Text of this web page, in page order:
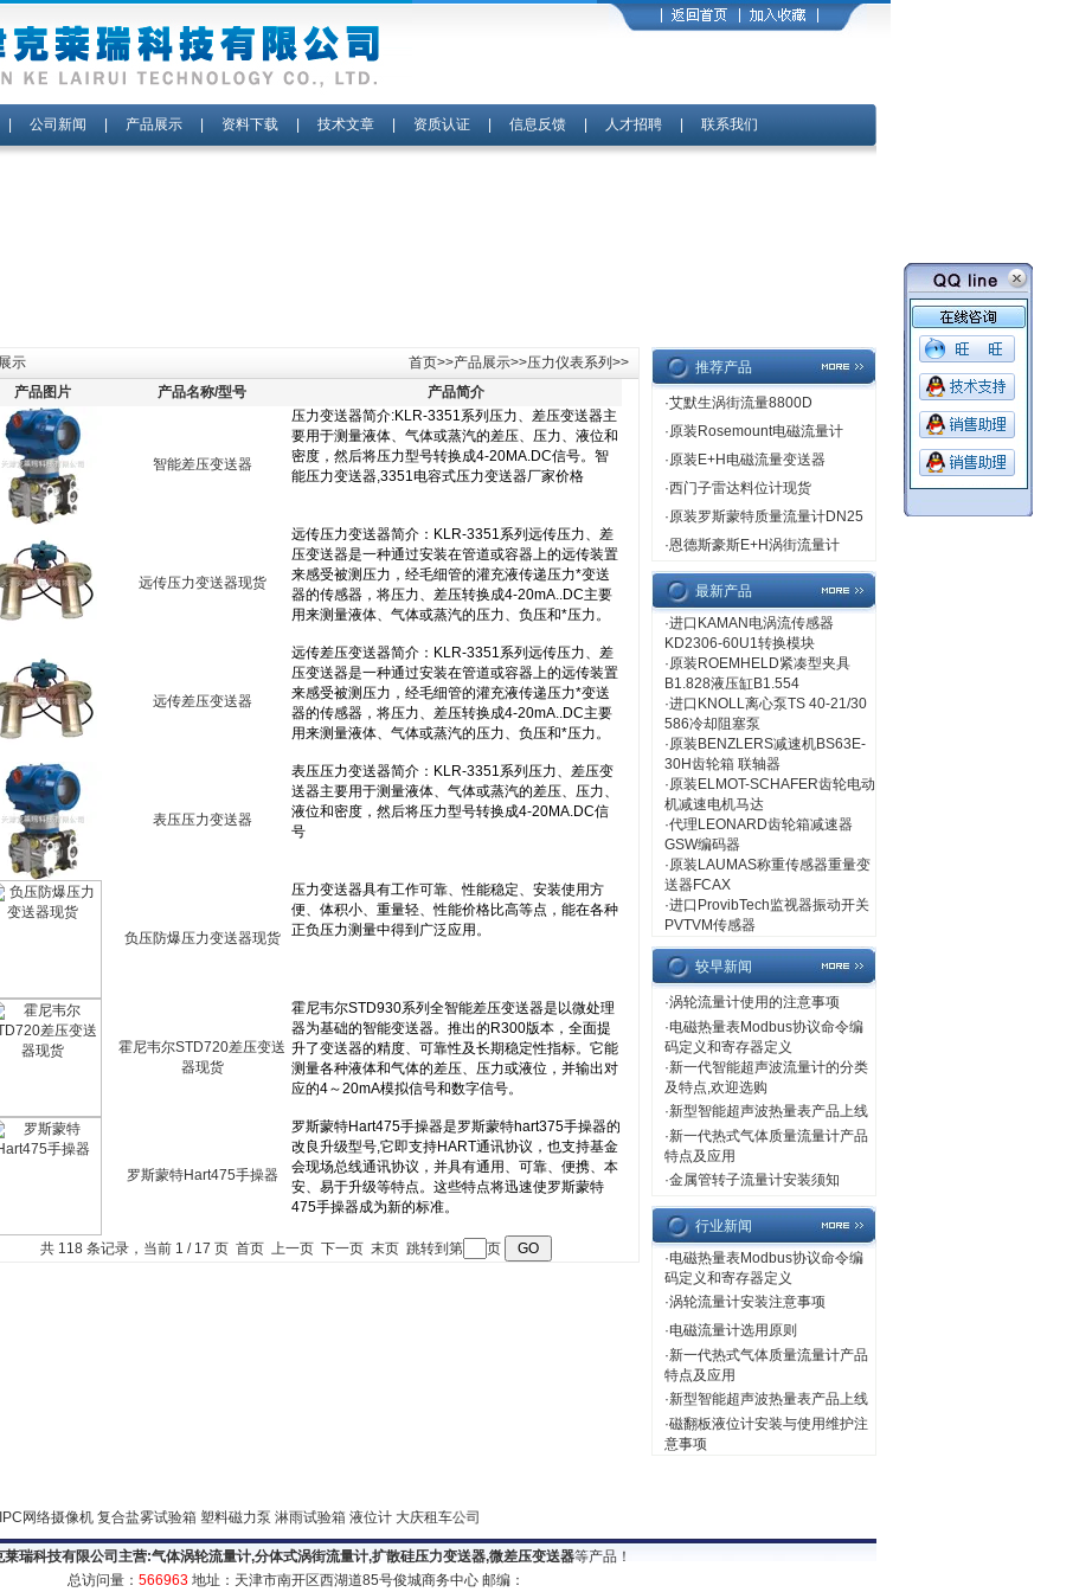
公司新闻 产品展示| 资料下载| 技术文章| 资质认证| 信息反馈| 人才招聘| 联系我们
示 首页>>产品展示>>压力仪表系列 >>
产品图片
产品名称/型号 产品简介
智能差压变送器
远传压力变送器现货
远传差压变送器
表压压力变送器
负压防爆压力变送器现货
霍尼韦尔STD720差压变送
器现货
罗斯蒙特Hart475手操器
共 118 条记录，当前 1 / 17 页 首页 上一页 下一页 末页 跳转到第 页
推荐产品
·艾默生涡街流量8800D
·原装Rosemount电磁流量计
·原装E+H电磁流量变送器
·西门子雷达料位计现货
·原装罗斯蒙特质量流量计DN25
·恩德斯豪斯E+H涡街流量计
最新产品
·进口KAMAN电涡流传感器
KD2306-60U1转换模块
·原装ROEMHELD紧凑型夹具
B1.828液压缸B1.554
·进口KNOLL离心泵TS 40-21/30
586冷却阻塞泵
·原装BENZLERS减速机BS63E-
30H齿轮箱 联轴器
·原装ELMOT-SCHAFER齿轮电动
机减速电机马达
·代理LEONARD齿轮箱减速器
GSW编码器
·原装LAUMAS称重传感器重量变
送器FCAX
·进口ProvibTech监视器振动开关
PVTVM传感器
较早新闻
·涡轮流量计使用的注意事项
·电磁热量表Modbus协议命令编
码定义和寄存器定义
·新一代智能超声波流量计的分类
及特点,欢迎选购
·新型智能超声波热量表产品上线
·新一代热式气体质量流量计产品
特点及应用
·金属管转子流量计安装须知
行业新闻
·电磁热量表Modbus协议命令编
码定义和寄存器定义
·涡轮流量计安装注意事项
·电磁流量计选用原则
·新一代热式气体质量流量计产品
特点及应用
·新型智能超声波热量表产品上线
·磁翻板液位计安装与使用维护注
意事项
IPC网络摄像机复合盐雾试验箱塑料磁力泵淋雨试验箱液位计大庆租车公司
莱瑞科技有限公司主营:气体涡轮流量计,分体式涡街流量计,扩散硅压力变送器,微差压变送器等产品！
总访问量： 566963 地址：天津市南开区西湖道85号俊城商务中心 邮编：